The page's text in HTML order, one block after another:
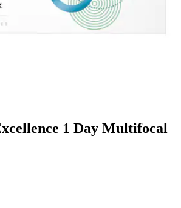
1 Day Multifocal